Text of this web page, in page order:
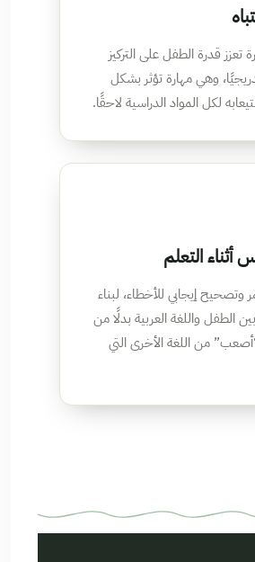
تعزز قدرة الطفل على التركيز
وهي مهارة تؤثر بشكل
لكل المواد الدراسية لاحقًا.
أثناء التعلم
إيجابي للأخطاء، لبناء
الطفل واللغة العربية بدلًا من
من اللغة الأخرى التي